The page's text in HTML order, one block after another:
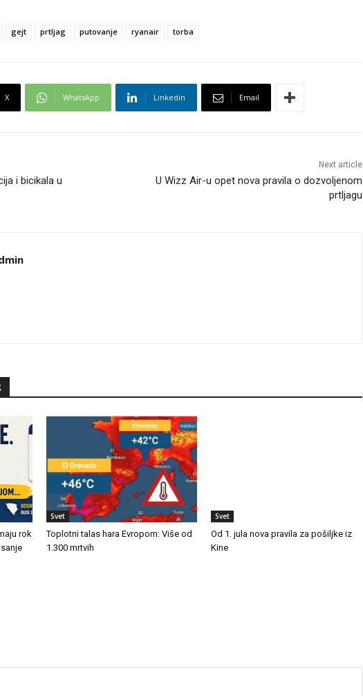
gejt prtljag putovanje ryanair torba
X WhatsApp Linkedin Email
i bicikala u
Next article
U Wizz Air-u opet nova pravila o dozvoljenom
prtljagu
rok
Svet
Toplotni talas hara Evropom: Više od
1.300 mrtvih
Svet
Od 1. jula nova pravila za pošiljke iz
Kine